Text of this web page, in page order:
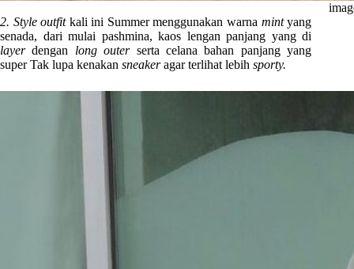
2. Style outfit kali ini Summer menggunakan warna mintyang
senada, dari mulai pashmina, kaos lengan panjang yang di
layerdengan long outer serta celana bahan panjang yang
super Tak lupa kenakan sneakeragar terlihat lebih sporty.